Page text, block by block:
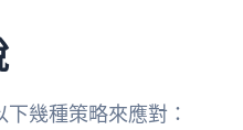
幾種策略來應對：